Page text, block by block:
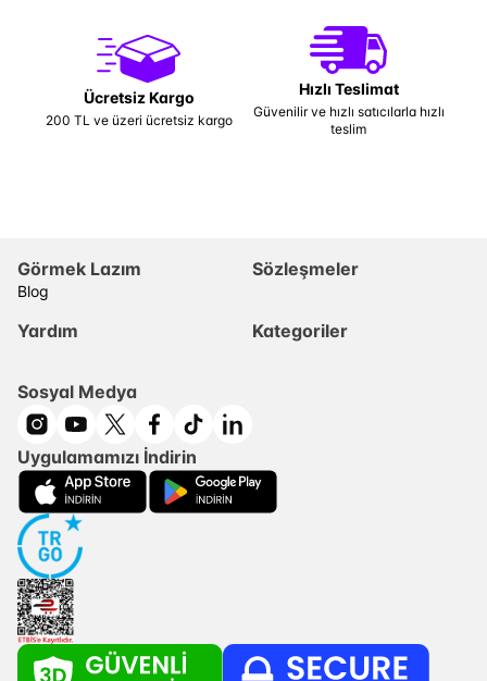
Ücretsiz Kargo
200 TL ve üzeri ücretsiz kargo
Hızlı Teslimat
Güvenilir ve hızlı satıcılarla hızlı
teslim
Görmek Lazım
Blog
Sözleşmeler
Yardım Kategoriler
Sosyal Medya
Uygulamamızı İndirin